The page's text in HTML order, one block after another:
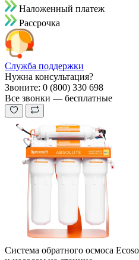
Наложенный платеж
Рассрочка
Служба поддержки
Нужна консультация?
Звоните: 0 (800) 330 698
Все звонки — бесплатные
Система обратного осмоса